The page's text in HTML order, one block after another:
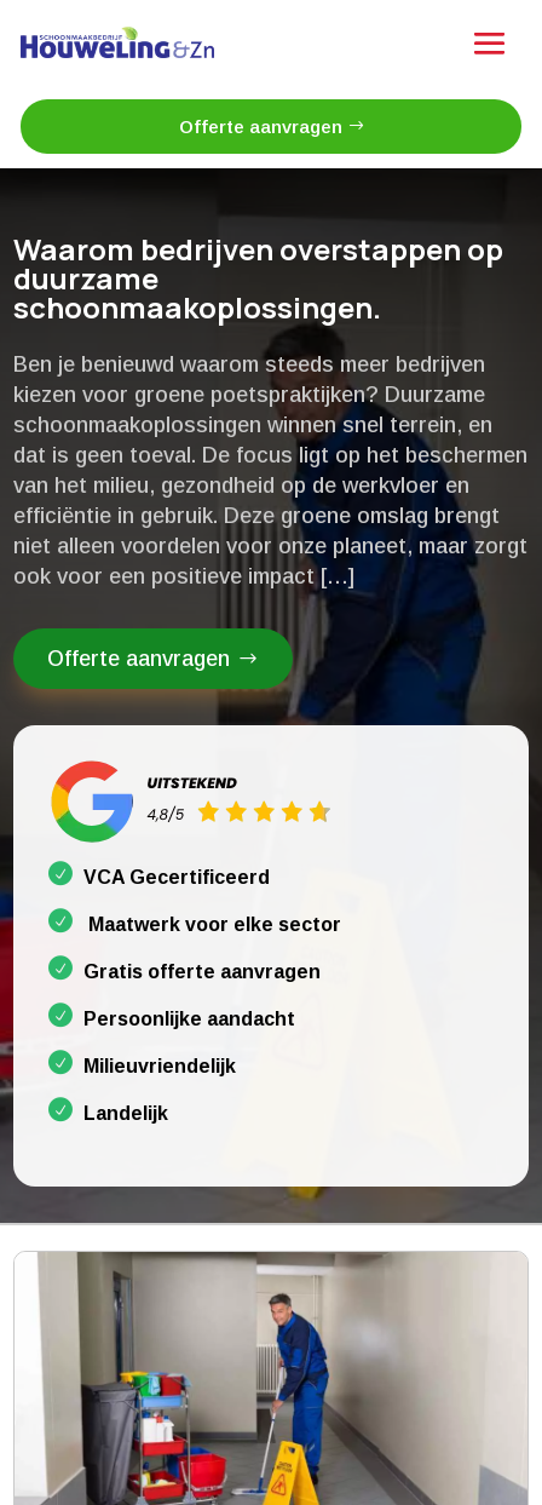
Offerte aanvragen
Waarom bedrijven overstappen op
duurzame
schoonmaakoplossingen.​
Ben je benieuwd waarom steeds meer bedrijven
kiezen voor groene poetspraktijken? Duurzame
schoonmaakoplossingen winnen snel terrein, en
dat is geen toeval.​ De focus ligt op het beschermen
van het milieu, gezondheid op de werkvloer en
efficiëntie in gebruik.​ Deze groene omslag brengt
niet alleen voordelen voor onze planeet, maar zorgt
ook voor een positieve impact […]
Offerte aanvragen
VCA Gecertificeerd
Maatwerk voor elke sector
Gratis offerte aanvragen
Persoonlijke aandacht
Milieuvriendelijk
Landelijk